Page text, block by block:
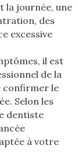
la journée, une
des
excessive
il est
de la
confirmer le
Selon les
dentiste
à votre